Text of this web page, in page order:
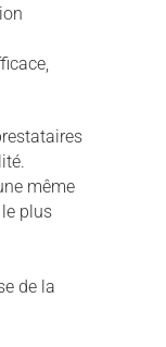
même
plus
de la